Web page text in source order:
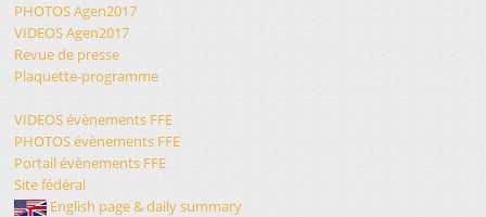
PHOTOS Agen2017
VIDEOS Agen2017
Revue de presse
Plaquette-programme
VIDEOS évènements FFE
PHOTOS évènements FFE
Portail évènements FFE
Site fédéral
English page & daily summary